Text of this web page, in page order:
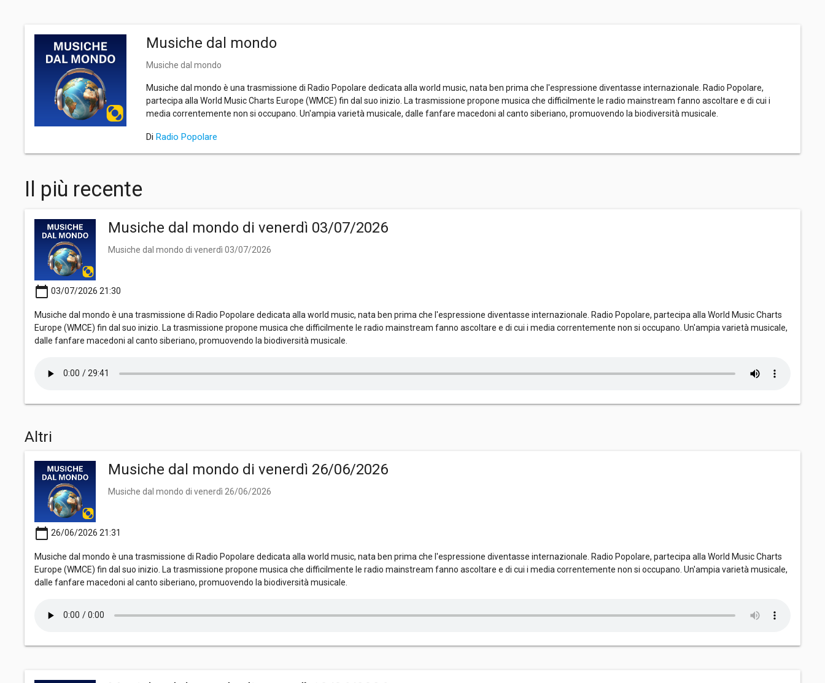
Musiche dal mondo
Musiche dal mondo
Musiche dal mondo è una trasmissione di Radio Popolare dedicata alla world music, nata ben prima che l'espressione diventasse internazionale. Radio Popolare,
partecipa alla World Music Charts Europe (WMCE) fin dal suo inizio. La trasmissione propone musica che difficilmente le radio mainstream fanno ascoltare e di cui i
media correntemente non si occupano. Un'ampia varietà musicale, dalle fanfare macedoni al canto siberiano, promuovendo la biodiversità musicale.
Di Radio Popolare
Il più recente
Musiche dal mondo di venerdì 03/07/2026
Musiche dal mondo di venerdì 03/07/2026
calendar_today 03/07/2026 21:30
Musiche dal mondo è una trasmissione di Radio Popolare dedicata alla world music, nata ben prima che l'espressione diventasse internazionale. Radio Popolare, partecipa alla World Music Charts
Europe (WMCE) fin dal suo inizio. La trasmissione propone musica che difficilmente le radio mainstream fanno ascoltare e di cui i media correntemente non si occupano. Un'ampia varietà musicale,
dalle fanfare macedoni al canto siberiano, promuovendo la biodiversità musicale.
Altri
Musiche dal mondo di venerdì 26/06/2026
Musiche dal mondo di venerdì 26/06/2026
calendar_today 26/06/2026 21:31
Musiche dal mondo è una trasmissione di Radio Popolare dedicata alla world music, nata ben prima che l'espressione diventasse internazionale. Radio Popolare, partecipa alla World Music Charts
Europe (WMCE) fin dal suo inizio. La trasmissione propone musica che difficilmente le radio mainstream fanno ascoltare e di cui i media correntemente non si occupano. Un'ampia varietà musicale,
dalle fanfare macedoni al canto siberiano, promuovendo la biodiversità musicale.